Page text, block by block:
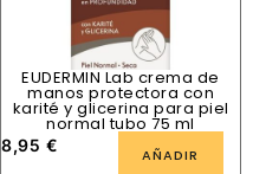
EUDERMIN Lab crema de
manos protectora con
karité y glicerina para piel
normal tubo 75 ml
8,95 € AÑADIR